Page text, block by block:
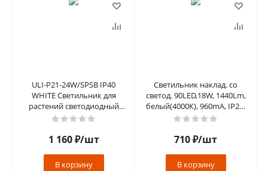
ULI-P21-24W/SPSB IP40
WHITE Светильник для
растений светодиодный
линейный, 872мм, выкл. на
1 160₽/шт
В корзину
Светильник наклад. со
светод. 90LED,18W, 1440Lm,
белый(4000К), 960mA, IP20,
220*220*40мм, AL504
710₽/шт
В корзину